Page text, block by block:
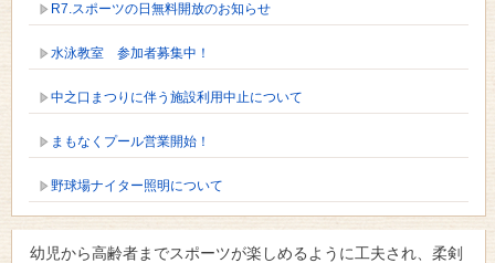
R7.スポーツの日無料開放のお知らせ
水泳教室 参加者募集中！
中之口まつりに伴う施設利用中止について
まもなくプール営業開始！
野球場ナイター照明について
幼児から高齢者までスポーツが楽しめるように工夫され、柔剣